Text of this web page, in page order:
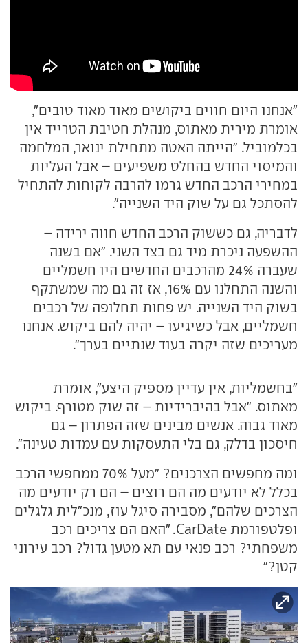
"אנחנו היום חווים ביקושים מאוד מאוד טובים",
אומרת מירית מאתוס, מנהלת חטיבת הטרייד אין
בכלמוביל. "הייתה האטה מתחילת ינואר, המלחמה
והמיסוי החדש בהחלט משפיעים – אבל העליות
במחירי הרכב החדש גרמו להרבה לקוחות להתחיל
להסתכל גם על שוק היד השנייה".
לדבריה, גם כששוק הרכב החדש חווה ירידה –
ההשפעה ניכרת מיד גם בצד השני. "אם בשנה
שעברה 24% מהרכבים החדשים היו חשמליים
והשנה התחלנו עם 16%, אז זה גם מה שמשתקף
בשוק היד השנייה. יש פחות תחלופה של רכבים
חשמליים, אבל כשיגיעו – יהיה להם ביקוש. אנחנו
מעריכים שזה יקרה בעוד שנתיים בערך".
"בחשמליות, אין עדיין מספיק היצע", אומרת
מאתוס. "אבל בהיברידיות – זה שוק מטורף. ביקוש
מאוד גבוה. אנשים מבינים שזה הפתרון – גם
חיסכון בדלק, גם בלי התעסקות עם עמדות טעינה".
ומה מחפשים הצרכנים? "מעל 70% ממחפשי הרכב
בכלל לא יודעים מה הם רוצים – הם רק יודעים מה
הצרכים שלהם", מסבירה סיגל עוז, מנכ"לית גלגלים
ופלטפורמת CarDate. "האם הם צריכים רכב
משפחתי? רכב פנאי עם תא מטען גדול? רכב עירוני
קטן?"